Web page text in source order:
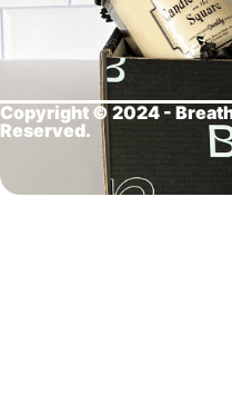
Copyright © 2024 -
Reserved.